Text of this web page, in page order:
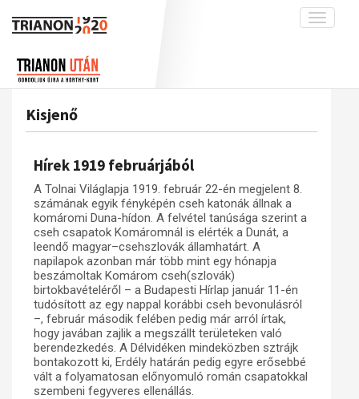
Toggle
A békerendszer megszilárdulása
Utókor és emlékezet
Galéria
Adatbázis
Emlékművek (feltöltés alatt)
Menekültek
Visszhang
Publikációk
Kapcsolat
Trianon-kommentár
Dokumentumok
A trianoni szerződés
Műhelymunkák
Kisjenő
Hírek 1919 februárjából
A Tolnai Világlapja 1919. február 22-én megjelent 8.
számának egyik fényképén cseh katonák állnak a
komáromi Duna-hídon. A felvétel tanúsága szerint a
cseh csapatok Komáromnál is elérték a Dunát, a
leendő magyar–csehszlovák államhatárt. A
napilapok azonban már több mint egy hónapja
beszámoltak Komárom cseh(szlovák)
birtokbavételéről – a Budapesti Hírlap január 11-én
tudósított az egy nappal korábbi cseh bevonulásról
–, február második felében pedig már arról írtak,
hogy javában zajlik a megszállt területeken való
berendezkedés. A Délvidéken mindeközben sztrájk
bontakozott ki, Erdély határán pedig egyre erősebbé
vált a folyamatosan előnyomuló román csapatokkal
szembeni fegyveres ellenállás.